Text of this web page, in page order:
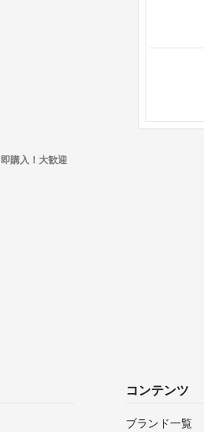
即購入！大歓迎
コンテンツ
ブランド一覧